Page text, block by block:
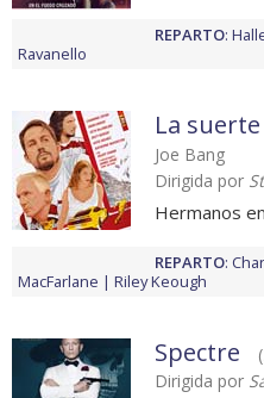
REPARTO:
Ravanello
La
Joe Bang
Dirigida por
Hermanos
REPARTO:
MacFarlane
Riley Keough
Spectre
Dirigida por